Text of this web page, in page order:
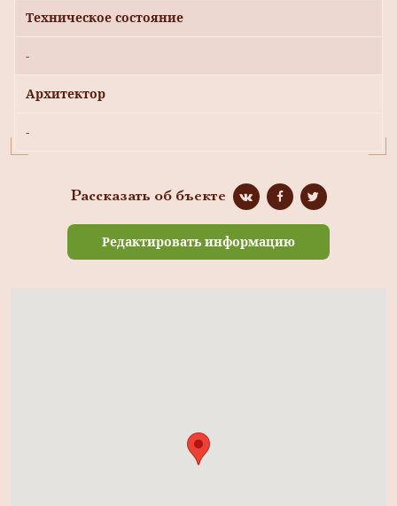
Техническое состояние
-
Архитектор
-
Рассказать об бъекте
Редактировать информацию